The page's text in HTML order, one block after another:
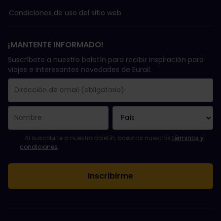
Condiciones de uso del sitio web
¡MANTENTE INFORMADO!
Suscríbete a nuestro boletín para recibir inspiración para
viajes e interesantes novedades de Eurail.
Se suscribió con éxito.
El campo de dirección de email es obligatorio.
La dirección de email no es válida.
Ha habido un fallo al suscribirte al boletín. Vuelve a intentarlo
¡Ya te has suscrito a este boletín!
Acepta los términos y condiciones para suscribirte al boletín
Al suscribirte a nuestro boletín, aceptas nuestros términos y
condiciones.